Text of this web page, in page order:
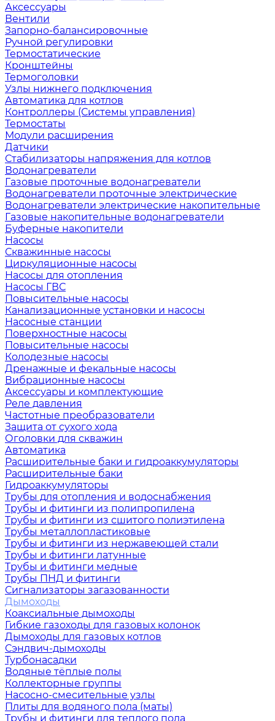
Аксессуары
Вентили
Запорно-балансировочные
Ручной регулировки
Термостатические
Кронштейны
Термоголовки
Узлы нижнего подключения
Автоматика для котлов
Контроллеры (Системы управления)
Термостаты
Модули расширения
Датчики
Стабилизаторы напряжения для котлов
Водонагреватели
Газовые проточные водонагреватели
Водонагреватели проточные электрические
Водонагреватели электрические накопительные
Газовые накопительные водонагреватели
Буферные накопители
Насосы
Скважинные насосы
Циркуляционные насосы
Насосы для отопления
Насосы ГВС
Повысительные насосы
Канализационные установки и насосы
Насосные станции
Поверхностные насосы
Повысительные насосы
Колодезные насосы
Дренажные и фекальные насосы
Вибрационные насосы
Аксессуары и комплектующие
Реле давления
Частотные преобразователи
Защита от сухого хода
Оголовки для скважин
Автоматика
Расширительные баки и гидроаккумуляторы
Расширительные баки
Гидроаккумуляторы
Трубы для отопления и водоснабжения
Трубы и фитинги из полипропилена
Трубы и фитинги из сшитого полиэтилена
Трубы металлопластиковые
Трубы и фитинги из нержавеющей стали
Трубы и фитинги латунные
Трубы и фитинги медные
Трубы ПНД и фитинги
Сигнализаторы загазованности
Дымоходы
Коаксиальные дымоходы
Гибкие газоходы для газовых колонок
Дымоходы для газовых котлов
Сэндвич-дымоходы
Турбонасадки
Водяные тёплые полы
Коллекторные группы
Насосно-смесительные узлы
Плиты для водяного пола (маты)
Трубы и фитинги для теплого пола